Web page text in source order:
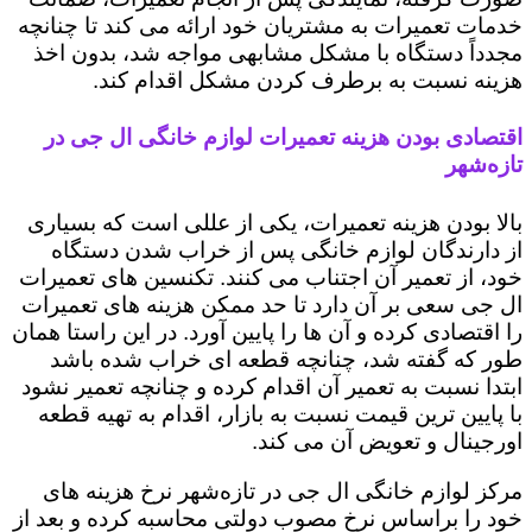
خدمات تعمیرات به مشتریان خود ارائه می کند تا چنانچه
مجدداً دستگاه با مشکل مشابهی مواجه شد، بدون اخذ
هزینه نسبت به برطرف کردن مشکل اقدام کند.
اقتصادی بودن هزینه تعمیرات لوازم خانگی ال جی در
تازه‌شهر
بالا بودن هزینه تعمیرات، یکی از عللی است که بسیاری
از دارندگان لوازم خانگی پس از خراب شدن دستگاه
خود، از تعمیر آن اجتناب می کنند. تکنسین های تعمیرات
ال جی سعی بر آن دارد تا حد ممکن هزینه های تعمیرات
را اقتصادی کرده و آن ها را پایین آورد. در این راستا همان
طور که گفته شد، چنانچه قطعه ای خراب شده باشد
ابتدا نسبت به تعمیر آن اقدام کرده و چنانچه تعمیر نشود
با پایین ترین قیمت نسبت به بازار، اقدام به تهیه قطعه
اورجینال و تعویض آن می کند.
مرکز لوازم خانگی ال جی در تازه‌شهر نرخ هزینه های
خود را براساس نرخ مصوب دولتی محاسبه کرده و بعد از